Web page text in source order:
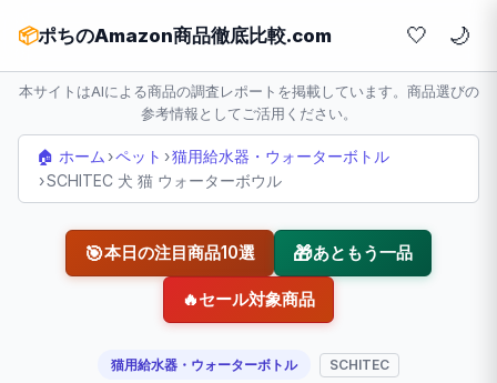
📦ポちのAmazon商品徹底比較.com 🤍
本サイトはAIによる商品の調査レポートを掲載しています。商品選びの
参考情報としてご活用ください。
🏠 ホーム ›ペット ›猫用給水器・ウォーターボトル
›SCHITEC 犬 猫 ウォーターボウル
🎯本日の注目商品10選 🎁あともう一品
🔥セール対象商品
猫用給水器・ウォーターボトル SCHITEC